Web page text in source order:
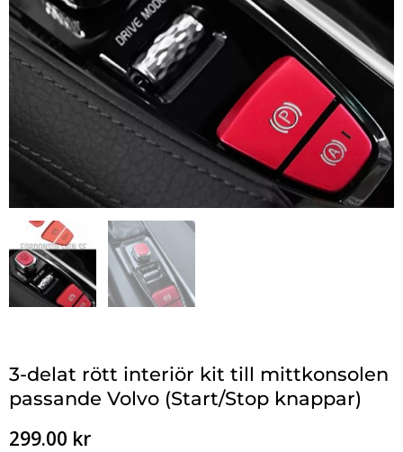
3-delat rött interiör kit till mittkonsolen
passande Volvo (Start/Stop knappar)
299.00 kr